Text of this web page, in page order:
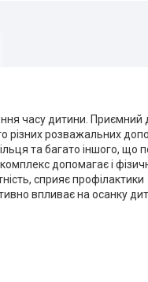
часу дитини. Приємний
різних розважальних
та багато іншого, що
допомагає і
сприяє профілактики
впливає на осанку